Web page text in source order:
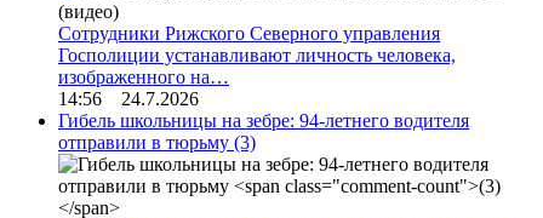
Сотрудники Рижского Северного управления
Госполиции устанавливают личность человека,
изображенного на…
14:56 24.7.2026
Гибель школьницы на зебре: 94-летнего водителя
отправили в тюрьму (3)